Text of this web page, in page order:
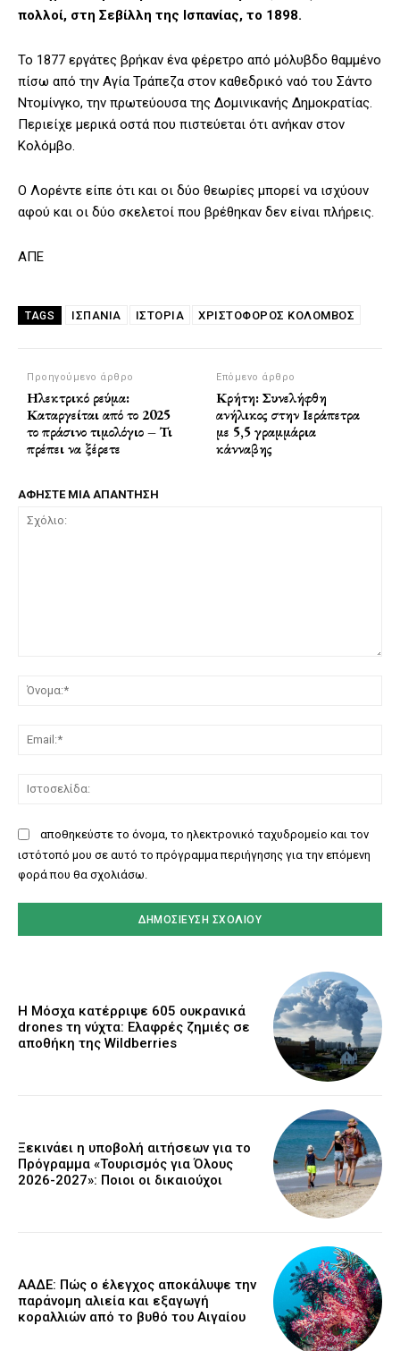
πολλοί, στη Σεβίλλη της Ισπανίας, το 1898.
Το 1877 εργάτες βρήκαν ένα φέρετρο από μόλυβδο θαμμένο
πίσω από την Αγία Τράπεζα στον καθεδρικό ναό του Σάντο
Ντομίνγκο, την πρωτεύουσα της Δομινικανής Δημοκρατίας.
Περιείχε μερικά οστά που πιστεύεται ότι ανήκαν στον
Κολόμβο.
Ο Λορέντε είπε ότι και οι δύο θεωρίες μπορεί να ισχύουν
αφού και οι δύο σκελετοί που βρέθηκαν δεν είναι πλήρεις.
ΑΠΕ
TAGS ΙΣΠΑΝΊΑ ΙΣΤΟΡΊΑ ΧΡΙΣΤΌΦΟΡΟΣ ΚΟΛΌΜΒΟΣ
Προηγούμενο άρθρο
Ηλεκτρικό ρεύμα:
Καταργείται από το 2025
το πράσινο τιμολόγιο – Τι
πρέπει να ξέρετε
Επόμενο άρθρο
Κρήτη: Συνελήφθη
ανήλικος στην Ιεράπετρα
με 5,5 γραμμάρια
κάνναβης
ΑΦΗΣΤΕ ΜΙΑ ΑΠΑΝΤΗΣΗ
αποθηκεύστε το όνομα, το ηλεκτρονικό ταχυδρομείο και τον
ιστότοπό μου σε αυτό το πρόγραμμα περιήγησης για την επόμενη
φορά που θα σχολιάσω.
Η Μόσχα κατέρριψε 605 ουκρανικά
drones τη νύχτα: Ελαφρές ζημιές σε
αποθήκη της Wildberries
Ξεκινάει η υποβολή αιτήσεων για το
Πρόγραμμα «Τουρισμός για Όλους
2026-2027»: Ποιοι οι δικαιούχοι
ΑΑΔΕ: Πώς ο έλεγχος αποκάλυψε την
παράνομη αλιεία και εξαγωγή
κοραλλιών από το βυθό του Αιγαίου